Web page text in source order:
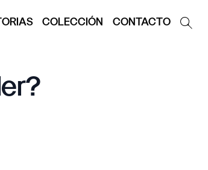
COLECCIÓN CONTACTO